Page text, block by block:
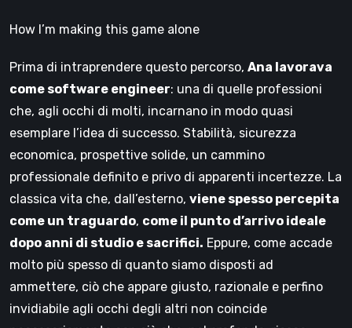
How I’m making this game alone
Prima di intraprendere questo percorso, Ana lavorava
come software engineer: una di quelle professioni
che, agli occhi di molti, incarnano in modo quasi
esemplare l’idea di successo. Stabilità, sicurezza
economica, prospettive solide, un cammino
professionale definito e privo di apparenti incertezze. La
classica vita che, dall’esterno, viene spesso percepita
come un traguardo, come il punto d’arrivo ideale
dopo anni di studio e sacrifici. Eppure, come accade
molto più spesso di quanto siamo disposti ad
ammettere, ciò che appare giusto, razionale e perfino
invidiabile agli occhi degli altri non coincide